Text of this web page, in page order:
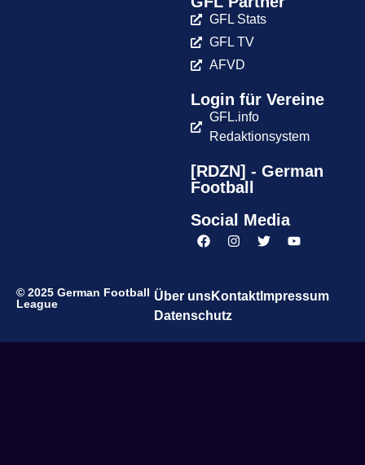
GFL Stats
GFL TV
AFVD
Login für Vereine
GFL.info
Redaktionsystem
[RDZN] - German
Football
Social Media
© 2025 German Football
League
Über unsKontaktImpressum
Datenschutz